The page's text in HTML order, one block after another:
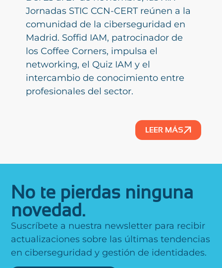
Jornadas STIC CCN-CERT reúnen a la
comunidad de la ciberseguridad en
Madrid. Soffid IAM, patrocinador de
los Coffee Corners, impulsa el
networking, el Quiz IAM y el
intercambio de conocimiento entre
profesionales del sector.
LEER MÁS
No te pierdas ninguna
novedad.
Suscríbete a nuestra newsletter para recibir
actualizaciones sobre las últimas tendencias
en ciberseguridad y gestión de identidades.